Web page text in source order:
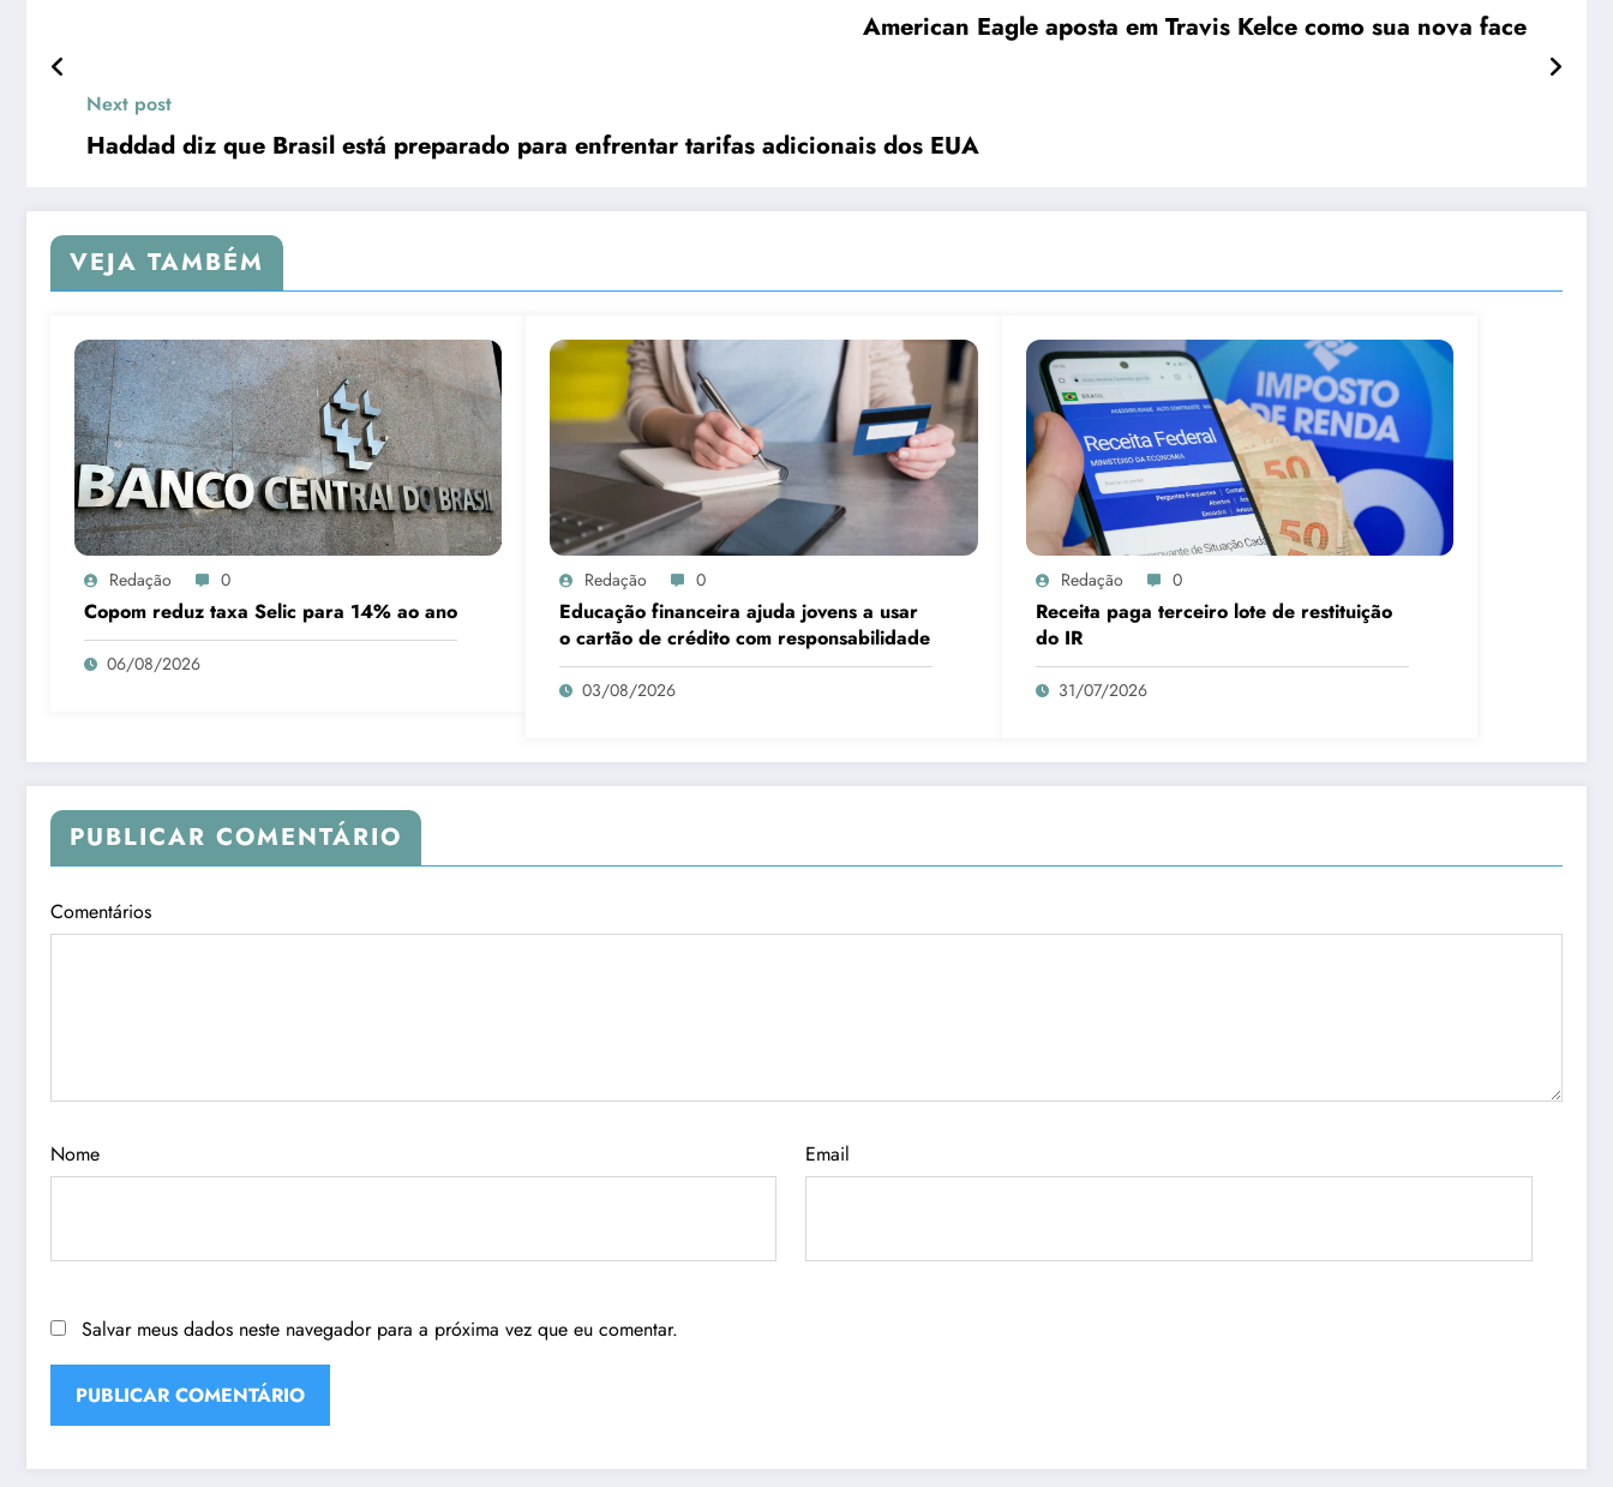
American Eagle aposta em Travis Kelce como sua nova face
Next post
Haddad diz que Brasil está preparado para enfrentar tarifas adicionais dos EUA
VEJA TAMBÉM
Redação 0
Copom reduz taxa Selic para 14% ao ano
06/08/2026
Redação 0
Educação financeira ajuda jovens a usar
o cartão de crédito com responsabilidade
03/08/2026
Redação 0
Receita paga terceiro lote de restituição
do IR
31/07/2026
PUBLICAR COMENTÁRIO
Comentários
Nome Email
Salvar meus dados neste navegador para a próxima vez que eu comentar.